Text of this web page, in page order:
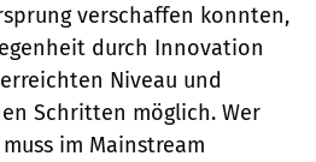
verschaffen konnten,
durch Innovation
Niveau und
Schritten möglich. Wer
im Mainstream